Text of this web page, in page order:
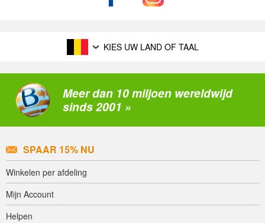
KIES UW LAND OF TAAL
Meer dan 10 miljoen wereldwijd
sinds 2001 »
SPAAR 15% NU
Winkelen per afdeling
Mijn Account
Helpen